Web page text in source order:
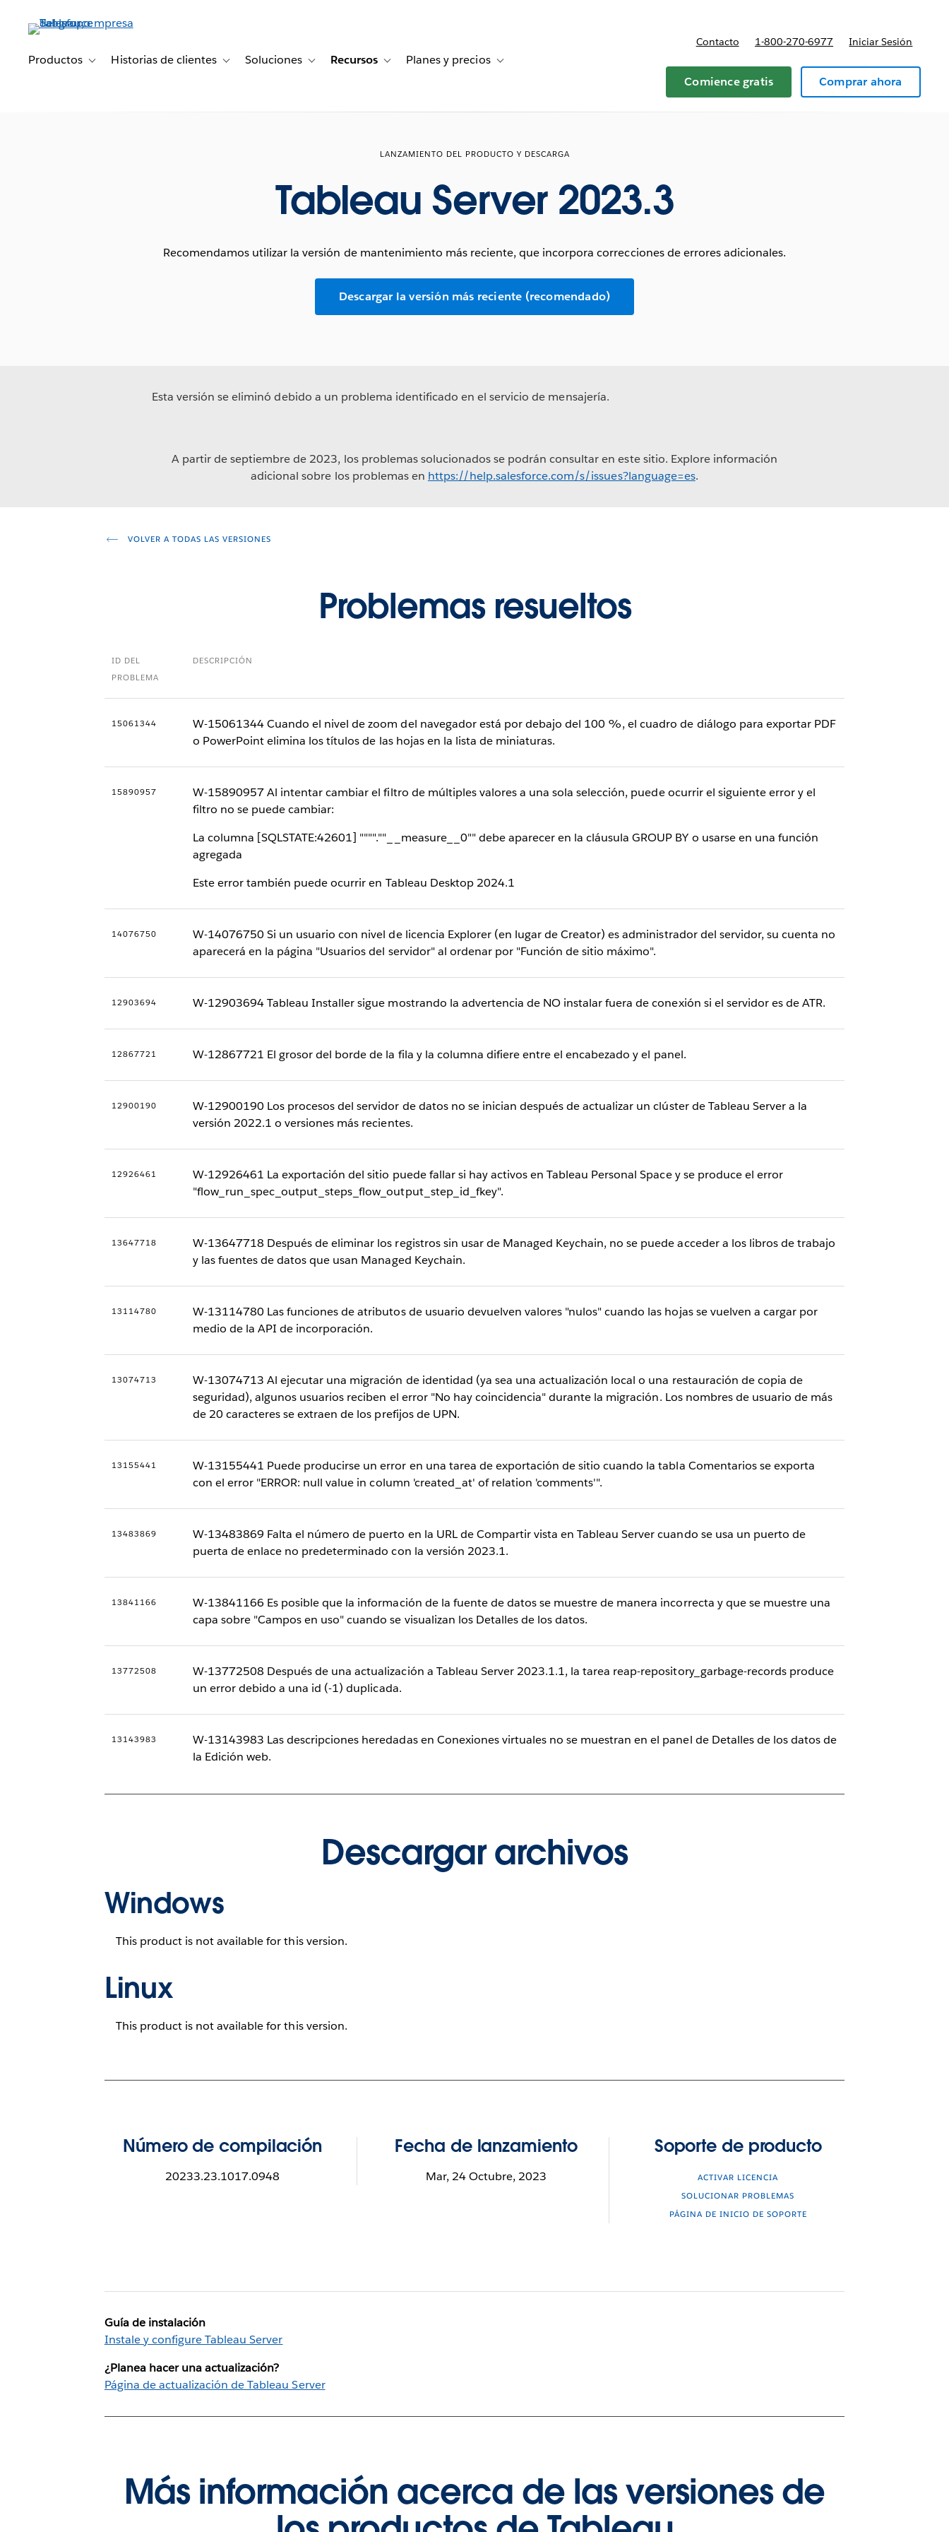
principalProductos Toggle sub-navigation for Productos
Historias de clientes Toggle sub-navigation for Historias de clientes
Soluciones Toggle sub-navigation for Soluciones
Recursos Toggle sub-navigation for Recursos
Planes y precios Toggle sub-navigation for Planes y precios
Contacto 1-800-270-6977 Iniciar Sesión
Comience gratis Comprar ahora
LANZAMIENTO DEL PRODUCTO Y DESCARGA
Tableau Server 2023.3
Recomendamos utilizar la versión de mantenimiento más reciente, que incorpora correcciones de errores adicionales.
Descargar la versión más reciente (recomendado)
Esta versión se eliminó debido a un problema identificado en el servicio de mensajería.
A partir de septiembre de 2023, los problemas solucionados se podrán consultar en este sitio. Explore información
adicional sobre los problemas en https://help.salesforce.com/s/issues?language=es.
VOLVER A TODAS LAS VERSIONES
Problemas resueltos
ID DEL
PROBLEMA
DESCRIPCIÓN
15061344
W-15061344 Cuando el nivel de zoom del navegador está por debajo del 100 %, el cuadro de diálogo para exportar PDF
o PowerPoint elimina los títulos de las hojas en la lista de miniaturas.
15890957
W-15890957 Al intentar cambiar el filtro de múltiples valores a una sola selección, puede ocurrir el siguiente error y el
filtro no se puede cambiar:
La columna [SQLSTATE:42601] """".""__measure__0"" debe aparecer en la cláusula GROUP BY o usarse en una función
agregada
Este error también puede ocurrir en Tableau Desktop 2024.1
14076750
W-14076750 Si un usuario con nivel de licencia Explorer (en lugar de Creator) es administrador del servidor, su cuenta no
aparecerá en la página "Usuarios del servidor" al ordenar por "Función de sitio máximo".
12903694 W-12903694 Tableau Installer sigue mostrando la advertencia de NO instalar fuera de conexión si el servidor es de ATR.
12867721 W-12867721 El grosor del borde de la fila y la columna difiere entre el encabezado y el panel.
12900190
W-12900190 Los procesos del servidor de datos no se inician después de actualizar un clúster de Tableau Server a la
versión 2022.1 o versiones más recientes.
12926461
W-12926461 La exportación del sitio puede fallar si hay activos en Tableau Personal Space y se produce el error
"flow_run_spec_output_steps_flow_output_step_id_fkey".
13647718
W-13647718 Después de eliminar los registros sin usar de Managed Keychain, no se puede acceder a los libros de trabajo
y las fuentes de datos que usan Managed Keychain.
13114780
W-13114780 Las funciones de atributos de usuario devuelven valores "nulos" cuando las hojas se vuelven a cargar por
medio de la API de incorporación.
13074713
W-13074713 Al ejecutar una migración de identidad (ya sea una actualización local o una restauración de copia de
seguridad), algunos usuarios reciben el error "No hay coincidencia" durante la migración. Los nombres de usuario de más
de 20 caracteres se extraen de los prefijos de UPN.
13155441
W-13155441 Puede producirse un error en una tarea de exportación de sitio cuando la tabla Comentarios se exporta
con el error "ERROR: null value in column 'created_at' of relation 'comments'".
13483869
W-13483869 Falta el número de puerto en la URL de Compartir vista en Tableau Server cuando se usa un puerto de
puerta de enlace no predeterminado con la versión 2023.1.
13841166
W-13841166 Es posible que la información de la fuente de datos se muestre de manera incorrecta y que se muestre una
capa sobre "Campos en uso" cuando se visualizan los Detalles de los datos.
13772508
W-13772508 Después de una actualización a Tableau Server 2023.1.1, la tarea reap-repository_garbage-records produce
un error debido a una id (-1) duplicada.
13143983
W-13143983 Las descripciones heredadas en Conexiones virtuales no se muestran en el panel de Detalles de los datos de
la Edición web.
Descargar archivos
Windows
This product is not available for this version.
Linux
This product is not available for this version.
Número de compilación
20233.23.1017.0948
Fecha de lanzamiento
Mar, 24 Octubre, 2023
Soporte de producto
ACTIVAR LICENCIA
SOLUCIONAR PROBLEMAS
PÁGINA DE INICIO DE SOPORTE
Guía de instalación
Instale y configure Tableau Server
¿Planea hacer una actualización?
Página de actualización de Tableau Server
Más información acerca de las versiones de